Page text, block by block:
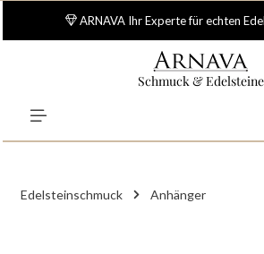
Zum Hauptinhalt springen
ARNAVA Ihr Experte für echten
Schmuck & Edelsteine
Edelsteinschmuck Anhänger